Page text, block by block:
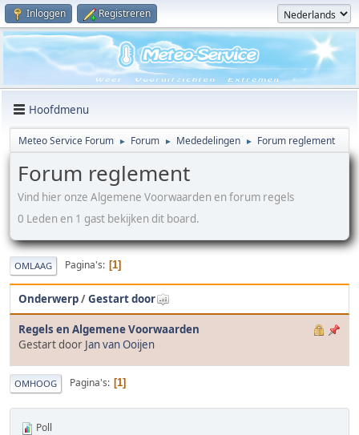
Inloggen Registreren
Hoofdmenu
Meteo Service Forum ► Forum ► Mededelingen ► Forum reglement
Forum reglement
Vind hier onze Algemene Voorwaarden en forum regels
0 Leden en 1 gast bekijken dit board.
OMLAAG Pagina's 1
Onderwerp/Gestart door
Regels en Algemene Voorwaarden
Gestart door Jan van Ooijen
OMHOOG Pagina's 1
Poll